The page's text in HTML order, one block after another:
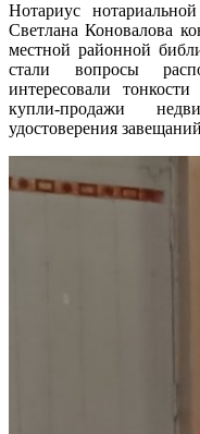
Нотариус
Светлана Коновалова
местной районной
стали вопросы
интересовали
купли-продажи
удостоверения